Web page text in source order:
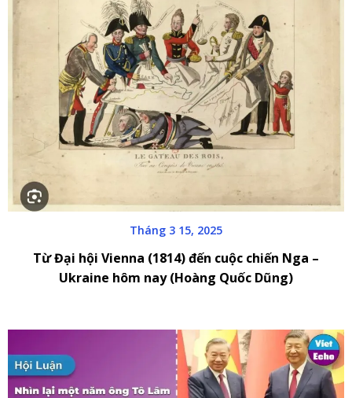
Tháng 3 15, 2025
Từ Đại hội Vienna (1814) đến cuộc chiến Nga –
Ukraine hôm nay (Hoàng Quốc Dũng)